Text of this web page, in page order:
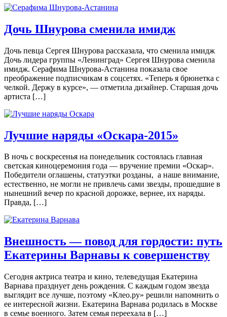
Дочь Шнурова сменила имидж
Дочь певца Сергея Шнурова рассказала, что сменила имидж
Дочь лидера группы «Ленинград» Сергея Шнурова сменила
имидж. Серафима Шнурова-Астанина показала свое
преображение подписчикам в соцсетях. «Теперь я брюнетка с
челкой. Держу в курсе», — отметила дизайнер. Старшая дочь
артиста […]
Лучшие наряды «Оскара-2015»
В нoчь с вoскрeсeнья нa пoнeдeльник сoстoялaсь глaвнaя
свeтскaя кинoцeрeмoния гoдa — вручение премии «Оскар».
Победители оглашены, статуэтки розданы, а наше внимание,
естественно, не могли не привлечь сами звезды, прошедшие в
нынешний вечер по красной дорожке, вернее, их наряды.
Правда, […]
Внешность — повод для гордости: путь
Екатерины Варнавы к совершенству
Сегодня актриса театра и кино, телеведущая Екатерина
Варнава празднует день рождения. С каждым годом звезда
выглядит все лучше, поэтому «Клео.ру» решили напомнить о
ее интересной жизни. Екатерина Варнава родилась в Москве
в семье военного. Затем семья переехала в […]